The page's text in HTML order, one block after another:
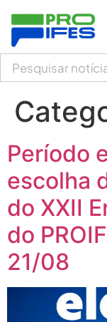
Período
escolha
do XXII
do
21/08